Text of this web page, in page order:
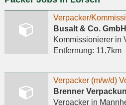
Busalt & Co. GmbH
Kommissioniererin
Entfernung: 11,7km
Verpacker (m/w/d)
Brenner
Verpackerin